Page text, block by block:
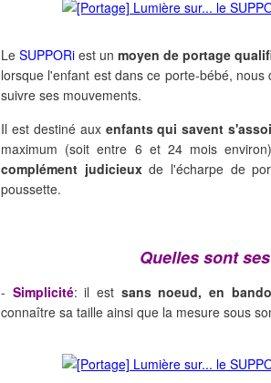
Le SUPPORi est un moyen de portage
lorsque l'enfant est dans ce porte-bébé,
suivre ses mouvements.
Il est destiné aux enfants qui savent
maximum (soit entre 6 et 24 mois
complément judicieuxde l'écharpe de
poussette.
Quelles sont
- Simplicité: il est sans noeud, en
connaître sa taille ainsi que la mesure sous